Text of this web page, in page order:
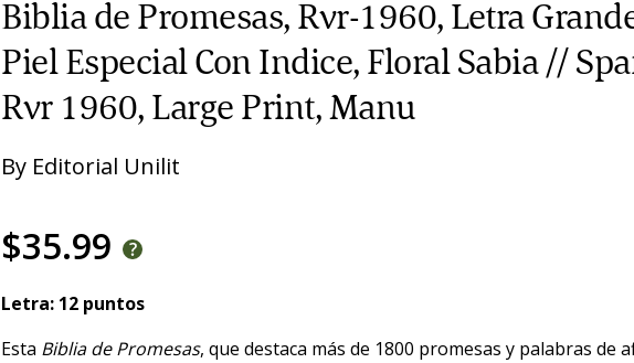
Biblia de Promesas, Rvr-1960, Letra
Piel Especial Con Indice, Floral Sabia //
Rvr 1960, Large Print, Manu
By Editorial Unilit
$35.99
Letra: 12 puntos
Esta Biblia de Promesas, que destaca más de 1800 promesas y palabras de